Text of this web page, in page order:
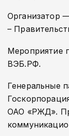
Организатор
–
Мероприятие
ВЭБ.РФ.
Генеральные
ОАО «РЖД».